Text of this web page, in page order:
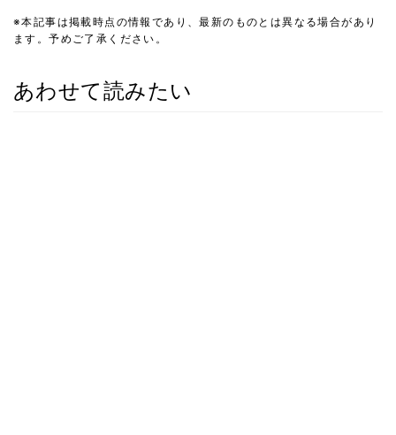
※本記事は掲載時点の情報であり、最新のものとは異なる場合があり
ます。予めご了承ください。
あわせて読みたい